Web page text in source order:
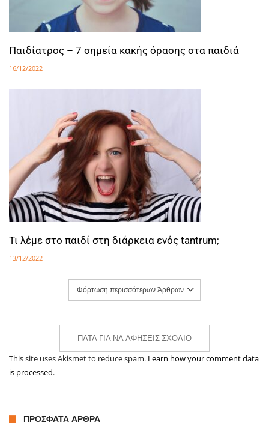
Παιδίατρος – 7 σημεία κακής όρασης στα παιδιά
16/12/2022
Τι λέμε στο παιδί στη διάρκεια ενός tantrum;
13/12/2022
Φόρτωση περισσότερων Άρθρων
ΠΆΤΑ ΓΙΑ ΝΑ ΑΦΉΣΕΙΣ ΣΧΌΛΙΟ
This site uses Akismet to reduce spam. Learn how your comment data
is processed.
ΠΡΌΣΦΑΤΑ ΆΡΘΡΑ